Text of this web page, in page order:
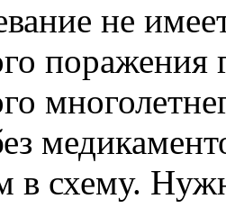
не
поражения
в схему.